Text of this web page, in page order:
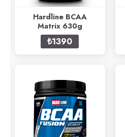
Hardline BCAA
Matrix 630g
₺1390